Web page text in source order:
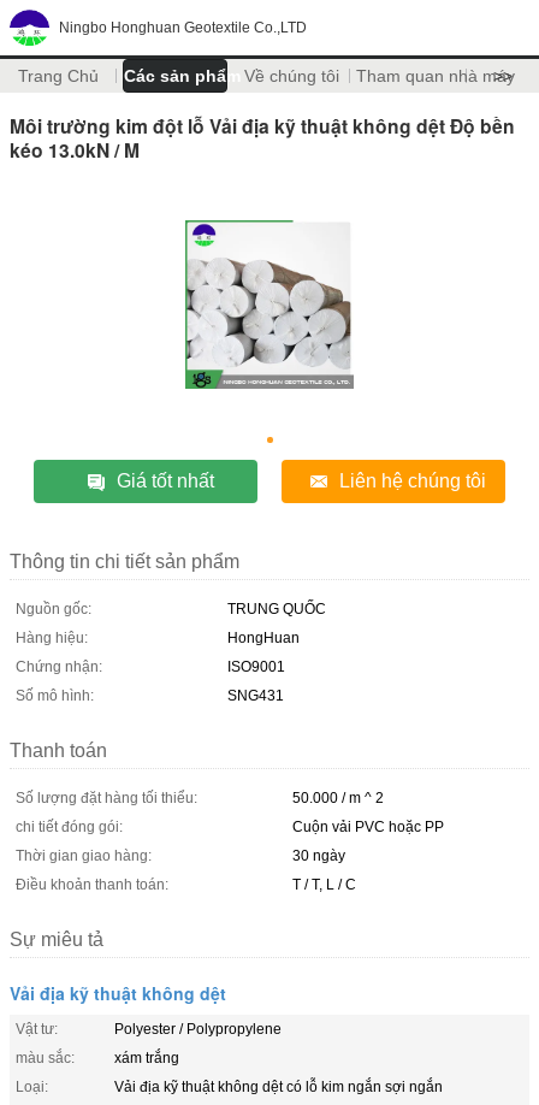
Ningbo Honghuan Geotextile Co.,LTD
Trang Chủ Các sản phẩm Về chúng tôi Tham quan nhà máy
>>
Môi trường kim đột lỗ Vải địa kỹ thuật không dệt Độ bền
kéo 13.0kN / M
Giá tốt nhất Liên hệ chúng tôi
Thông tin chi tiết sản phẩm
Nguồn gốc:
TRUNG QUỐC
Hàng hiệu:
HongHuan
Chứng nhận:
ISO9001
Số mô hình:
SNG431
Thanh toán
Số lượng đặt hàng tối thiểu:
50.000 / m ^ 2
chi tiết đóng gói:
Cuộn vải PVC hoặc PP
Thời gian giao hàng:
30 ngày
Điều khoản thanh toán:
T / T, L / C
Sự miêu tả
Vải địa kỹ thuật không dệt
Vật tư:
Polyester / Polypropylene
màu sắc:
xám trắng
Loại:
Vải địa kỹ thuật không dệt có lỗ kim ngắn sợi ngắn